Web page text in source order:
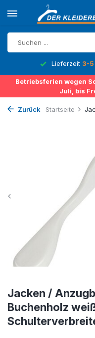
Lieferzeit 3-5
Betriebsferien wegen
Juli, bis
Zurück Startseite
Jacken /
Buchenholz